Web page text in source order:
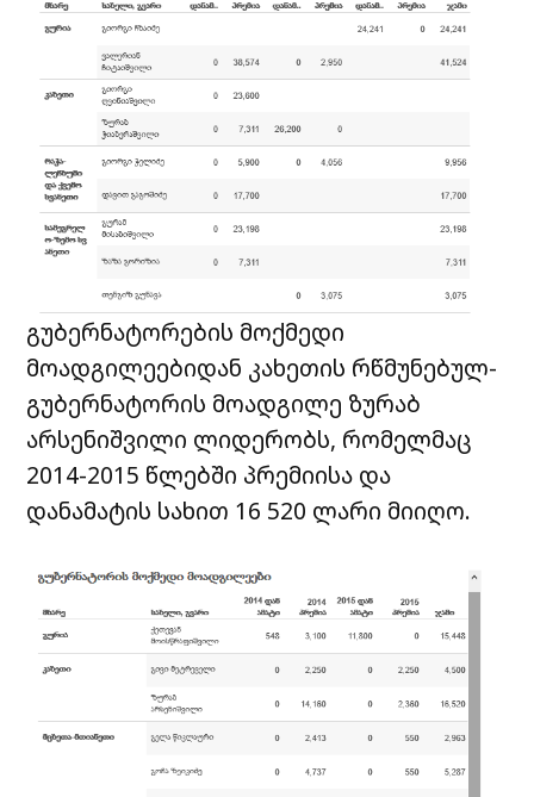
გუბერნატორების მოქმედი
მოადგილეებიდან კახეთის რწმუნებულ-
გუბერნატორის მოადგილე ზურაბ
არსენიშვილი ლიდერობს, რომელმაც
2014-2015 წლებში პრემიისა და
დანამატის სახით 16 520 ლარი მიიღო.